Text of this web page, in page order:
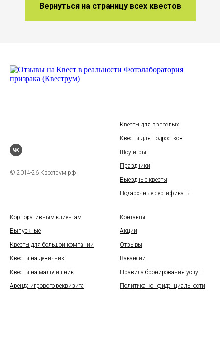
Вернуться на страницу всех квестов
© 2014-26 Квеструм.рф
Квесты для взрослых
Квесты для подростков
Шоу-игры
Праздники
Выездные квесты
Подарочные сертификаты
Корпоративным клиентам
Выпускные
Квесты для большой компании
Квесты на девичник
Квесты на мальчишник
Аренда игрового реквизита
Контакты
Акции
Отзывы
Вакансии
Правила бронирования услуг
Политика конфиденциальности